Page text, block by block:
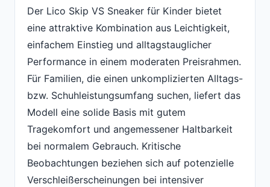
Der Lico Skip VS Sneaker für Kinder bietet
eine attraktive Kombination aus Leichtigkeit,
einfachem Einstieg und alltagstauglicher
Performance in einem moderaten Preisrahmen.
Für Familien, die einen unkomplizierten Alltags-
bzw. Schuhleistungsumfang suchen, liefert das
Modell eine solide Basis mit gutem
Tragekomfort und angemessener Haltbarkeit
bei normalem Gebrauch. Kritische
Beobachtungen beziehen sich auf potenzielle
Verschleißerscheinungen bei intensiver